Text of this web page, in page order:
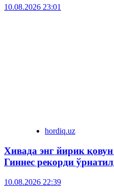
10.08.2026 23:01
hordiq.uz
Хивада энг йирик қовун
Гиннес рекорди
10.08.2026 22:39